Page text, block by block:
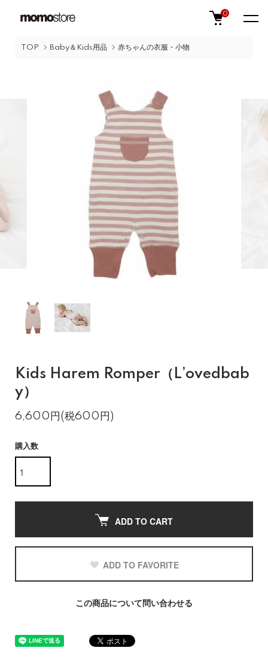
0
TOP Baby＆Kids用品 赤ちゃんの衣服・小物
Kids Harem Romper（L’ovedbab
y）
6,600円(税600円)
購入数
ADD TO CART
ADD TO FAVORITE
この商品について問い合わせる